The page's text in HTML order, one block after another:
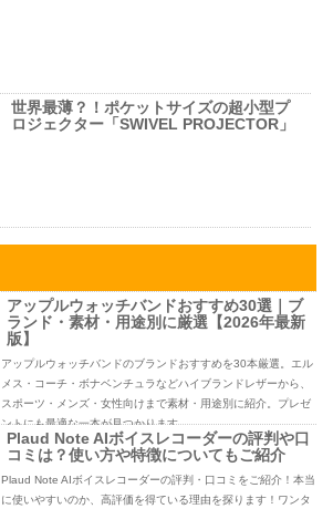
世界最薄？！ポケットサイズの超小型プ
ロジェクター「SWIVEL PROJECTOR」
アップルウォッチバンドおすすめ30選｜ブ
ランド・素材・用途別に厳選【2026年最新
版】
アップルウォッチバンドのブランドおすすめを30本厳選。エル
メス・コーチ・ボナベンチュラなどハイブランドレザーから、
スポーツ・メンズ・女性向けまで素材・用途別に紹介。プレゼ
ントにも最適な一本が見つかります。
Plaud Note AIボイスレコーダーの評判や口
コミは？使い方や特徴についてもご紹介
Plaud Note AIボイスレコーダーの評判・口コミをご紹介！本当
に使いやすいのか、高評価を得ている理由を探ります！ワンタ